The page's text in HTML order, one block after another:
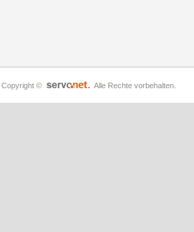
Copyright © Alle Rechte vorbehalten.